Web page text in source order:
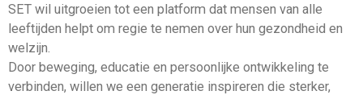
SET wil uitgroeien tot een platform dat mensen van alle
leeftijden helpt om regie te nemen over hun gezondheid en
welzijn.
Door beweging, educatie en persoonlijke ontwikkeling te
verbinden, willen we een generatie inspireren die sterker,